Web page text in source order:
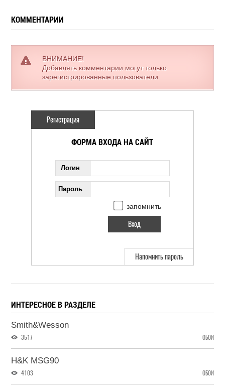
КОММЕНТАРИИ
ВНИМАНИЕ!
Добавлять комментарии могут только
зарегистрированные пользователи
Регистрация
ФОРМА ВХОДА НА САЙТ
Логин
Пароль
запомнить
Напомнить пароль
ИНТЕРЕСНОЕ В РАЗДЕЛЕ
Smith&Wesson
3517 ОБОИ
H&K MSG90
4103 ОБОИ